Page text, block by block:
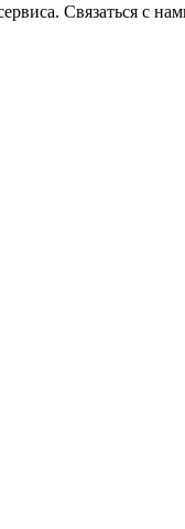
Связаться с